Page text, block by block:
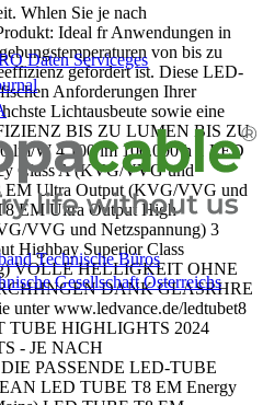
Daten Serviceges
Technische Büros
Gesellschaft Österreichs
Whlen Sie je nach
Ideal fr Anwendungen in
von bis zu
gefordert ist. Diese LED-
Anforderungen Ihrer
Lichtausbeute sowie eine
BIS ZU LUMEN BIS ZU
W 4.100 lm 100.000 h 1 LED
Class A (KVG/VVG und
EM Ultra Output (KVG/VVG und
EM Ultra Output High
VVG und Netzspannung) 3
Highbay Superior Class
VOLLE HELLIGKEIT OHNE
DANK GLASRHRE
unter www.ledvance.de/ledtubet8
TUBE HIGHLIGHTS 2024
- JE NACH
PASSENDE LED-TUBE
LED TUBE T8 EM Energy